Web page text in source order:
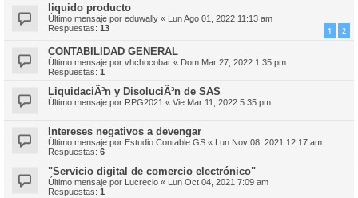
liquido producto
Último mensaje por eduwally « Lun Ago 01, 2022 11:13 am
Respuestas: 13 1 2
CONTABILIDAD GENERAL
Último mensaje por vhchocobar « Dom Mar 27, 2022 1:35 pm
Respuestas: 1
LiquidaciÃ³n y DisoluciÃ³n de SAS
Último mensaje por RPG2021 « Vie Mar 11, 2022 5:35 pm
Intereses negativos a devengar
Último mensaje por Estudio Contable GS «
Lun Nov 08, 2021 12:17 am
Respuestas: 6
"Servicio digital de comercio electrónico"
Último mensaje por Lucrecio «
Lun Oct 04, 2021 7:09 am
Respuestas: 1